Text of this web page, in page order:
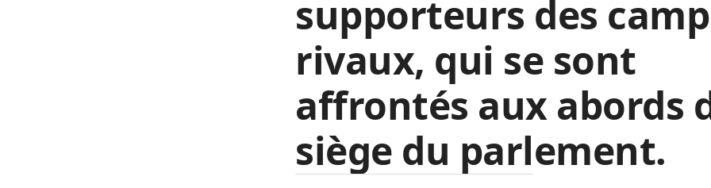
supporteurs des
rivaux, qui se sont
affrontés aux abords
siège du parlement.